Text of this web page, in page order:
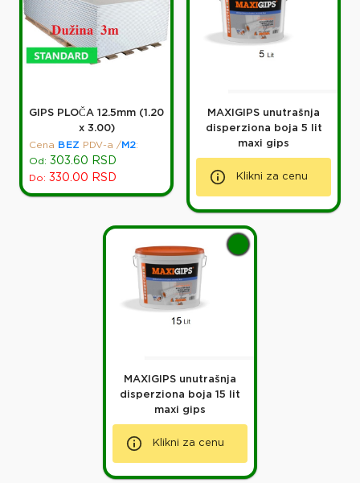
GIPS PLOČA 12.5mm (1.20
x 3.00)
Cena
BEZ PDV-a / M2:
Od: 303.60 RSD
Do: 330.00 RSD
MAXIGIPS unutrašnja
disperziona boja 5 lit
maxi gips
Klikni za cenu
MAXIGIPS unutrašnja
disperziona boja 15 lit
maxi gips
Klikni za cenu